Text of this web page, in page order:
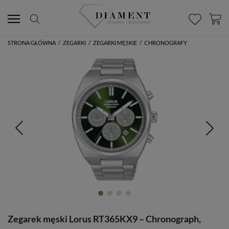
STRONA GŁÓWNA / ZEGARKI / ZEGARKI MĘSKIE / CHRONOGRAFY
Zegarek męski Lorus RT365KX9 – Chronograph,